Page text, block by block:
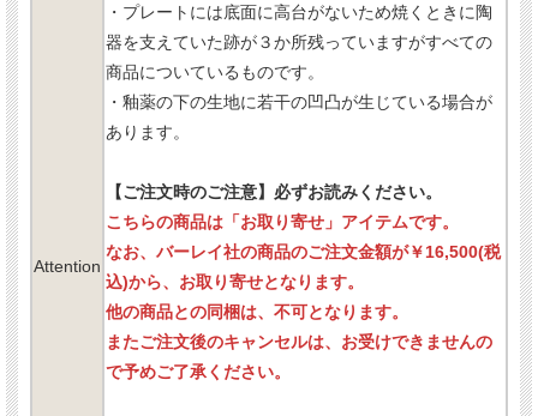
Attention
・プレートには底面に高台がないため焼くときに陶
器を支えていた跡が３か所残っていますがすべての
商品についているものです。
・釉薬の下の生地に若干の凹凸が生じている場合が
あります。
【ご注文時のご注意】必ずお読みください。
こちらの商品は「お取り寄せ」アイテムです。
なお、バーレイ社の商品のご注文金額が￥16,500(税
込)から、お取り寄せとなります。
他の商品との同梱は、不可となります。
またご注文後のキャンセルは、お受けできませんの
で予めご了承ください。